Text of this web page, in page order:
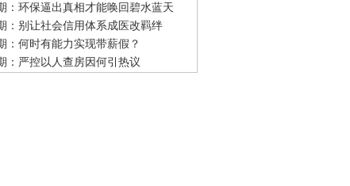
：环保逼出真相才能唤回碧水蓝天
：别让社会信用体系成医改羁绊
：何时有能力实现带薪假？
：严控以人查房因何引热议